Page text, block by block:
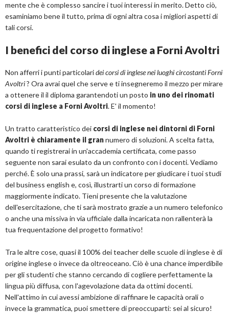
mente che è complesso sancire i tuoi interessi in merito. Detto ciò,
esaminiamo bene il tutto, prima di ogni altra cosa i migliori aspetti di
tali corsi.
I benefici del corso di inglese a Forni Avoltri
Non afferri i punti particolaridei corsi di inglese nei luoghi circostanti Forni
Avoltri? Ora avrai quel che serve e ti insegneremo il mezzo per mirare
a ottenere il il diploma garantendoti un posto in uno dei rinomati
corsi di inglese a Forni Avoltri. E' il momento!
Un tratto caratteristico dei corsi di inglese nei dintorni di Forni
Avoltri è chiaramente il grannumero di soluzioni. A scelta fatta,
quando ti registrerai in un'accademia certificata, come passo
seguente non sarai esulato da un confronto con i docenti. Vediamo
perché. È solo una prassi, sarà un indicatore per giudicare i tuoi studi
del business english e, così, illustrarti un corso di formazione
maggiormente indicato. Tieni presente che la valutazione
dell'esercitazione, che ti sarà mostrato grazie a un numero telefonico
o anche una missiva in via ufficiale dalla incaricata non rallenterà la
tua frequentazione del progetto formativo!
Tra le altre cose, quasi il 100% dei teacher delle scuole di inglese è di
origine inglese o invece da oltreoceano. Ciò è una chance imperdibile
per gli studenti che stanno cercando di cogliere perfettamente la
lingua più diffusa, con l'agevolazione data da ottimi docenti.
Nell'attimo in cui avessi ambizione di raffinare le capacità orali o
invece la grammatica, puoi smettere di preoccuparti: sei al sicuro!